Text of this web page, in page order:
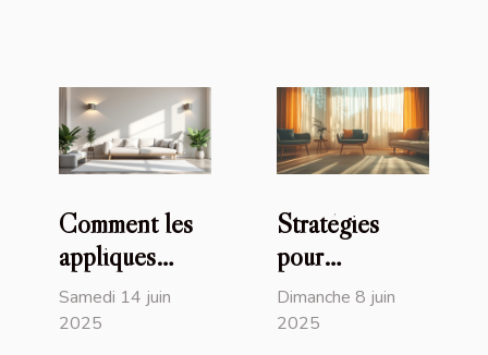
Comment les
appliques
murales design
transforment
Samedi 14 juin
2025
Stratégies
pour
harmoniser
vos meubles
Dimanche 8 juin
2025